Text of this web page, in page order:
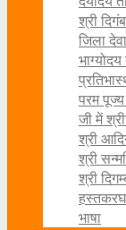
श्री
जिला
परम
जी में
श्री
श्री
श्री
भाषा